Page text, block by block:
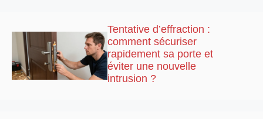
Tentative d’effraction :
comment sécuriser
rapidement sa porte et
éviter une nouvelle
intrusion ?